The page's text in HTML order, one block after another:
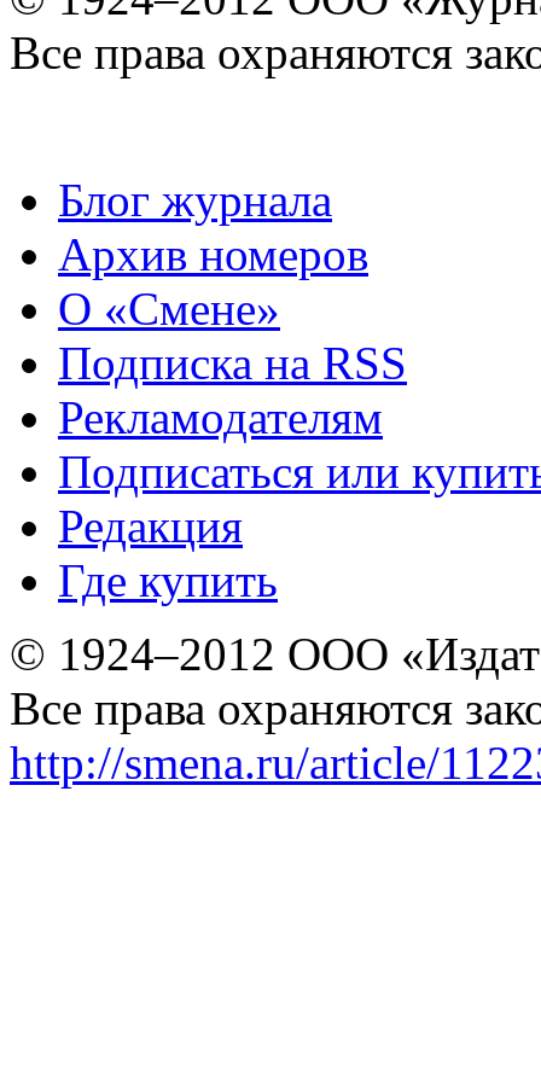
Все права охраняются
Блог журнала
Архив номеров
О «Смене»
Подписка на RSS
Рекламодателям
Подписаться или
Редакция
Где купить
© 1924–2012 ООО
Все права охраняются
http://smena.ru/article/